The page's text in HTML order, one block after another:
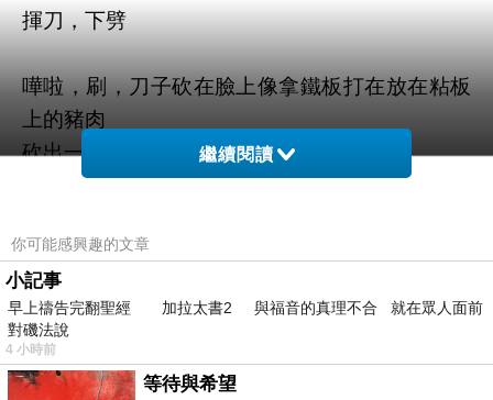
揮刀，下劈
嘩啦，刷，刀子砍在臉上像拿鐵板打在放在粘板
上的豬肉
砍出一條又粗又長的血痕
因為我就是要假扮成眼前這血肉糢糊的可憐蟲
身上有一點血反而多增了許多可信度
砍了幾刀，發現手顫抖的利害，似乎力道也不夠
繼續閱讀
你可能感興趣的文章
小記事
早上禱告完翻聖經 加拉太書2 與福音的真理不合 就在眾人面前
對磯法說
4 小時前
等待與希望